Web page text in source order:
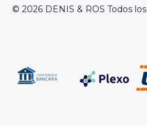
© 2026 DENIS & ROS Todos